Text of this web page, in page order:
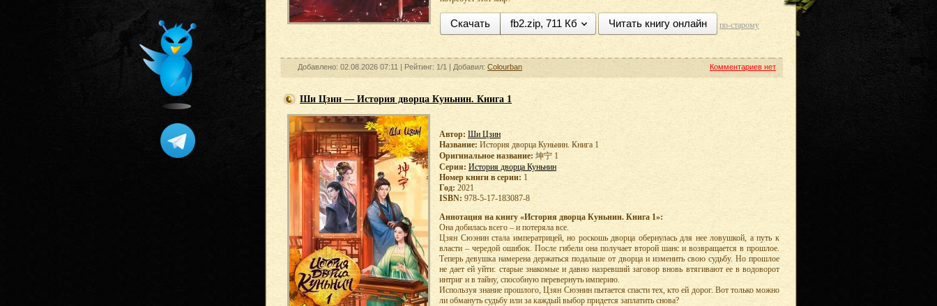
Скачать fb2.zip, 711 Кб Читать книгу онлайн по-старому
Добавлено: 02.08.2026 07:11 | Рейтинг: 1/1 | Добавил: Colourban Комментариев нет
Ши Цзин — История дворца Куньнин. Книга 1
Автор: Ши Цзин
Название: История дворца Куньнин. Книга 1
Оригинальное название: 坤宁 1
Серия: История дворца Куньнин
Номер книги в серии: 1
Год: 2021
ISBN: 978-5-17-183087-8
Аннотация на книгу «История дворца Куньнин. Книга 1»:
Она добилась всего – и потеряла все.
Цзян Сюэнин стала императрицей, но роскошь дворца обернулась для нее ловушкой, а путь к
власти – чередой ошибок. После гибели она получает второй шанс и возвращается в прошлое.
Теперь девушка намерена держаться подальше от дворца и изменить свою судьбу. Но прошлое
не дает ей уйти: старые знакомые и давно назревший заговор вновь втягивают ее в водоворот
интриг и в тайну, способную перевернуть империю.
Используя знание прошлого, Цзян Сюэнин пытается спасти тех, кто ей дорог. Вот только можно
ли обмануть судьбу или за каждый выбор придется заплатить снова?